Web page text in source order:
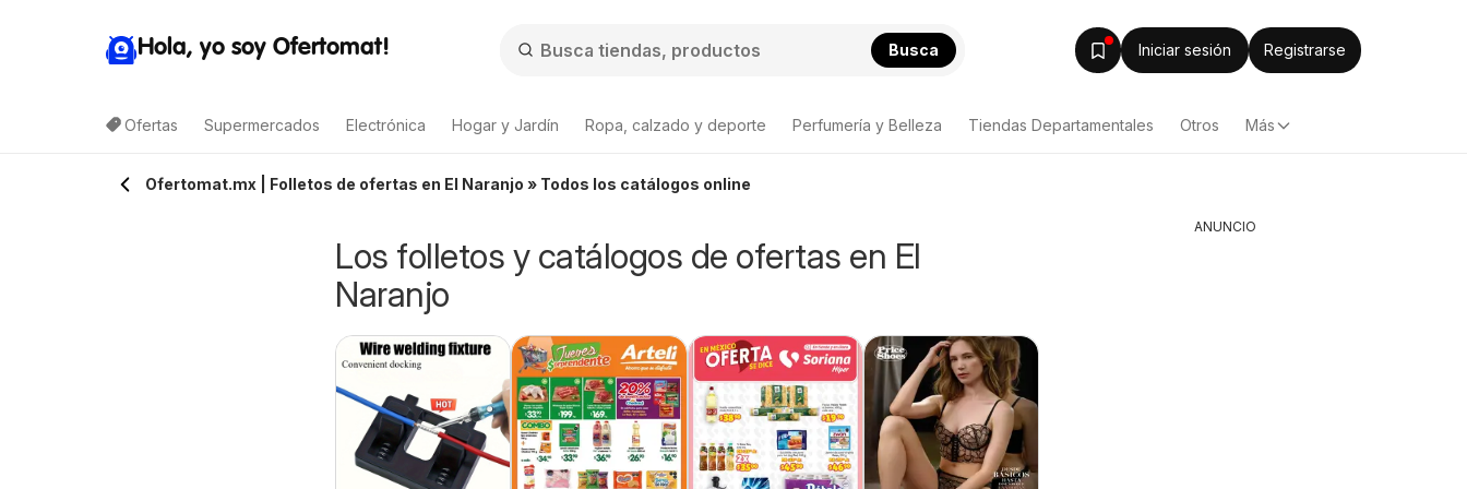
Hola, yo soy Ofertomat! Busca Iniciar sesión Registrarse
Ofertas Supermercados Electrónica Hogar y Jardín Ropa, calzado y deporte Perfumería y Belleza Tiendas Departamentales Otros Más
Ofertomat.mx | Folletos de ofertas en El Naranjo » Todos los catálogos online
Los folletos y catálogos de ofertas en El
Naranjo
ANUNCIO